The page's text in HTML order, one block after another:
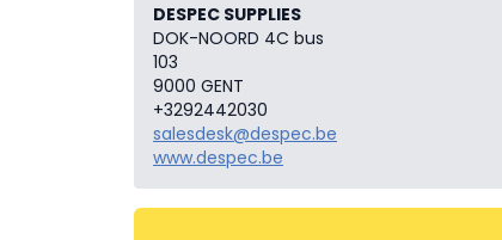
DESPEC SUPPLIES
DOK-NOORD 4C bus
103
9000 GENT
+3292442030
salesdesk@despec.be
www.despec.be